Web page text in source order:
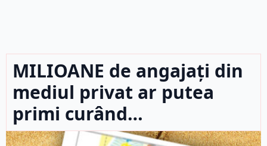
MILIOANE de angajați din
mediul privat ar putea
primi curând…